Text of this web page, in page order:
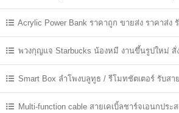
Acrylic Power Bank ราคาถูก ขายส่ง ราคาส่ง
พวงกุญแจ Starbucks น้องหมี งานขึ้นรูปใหม่ สั่
Smart Box ลำโพงบลูทูธ / รีโมทชัตเตอร์ รับสา
Multi-function cable สายเคเบิ้ลชาร์จเอนกปร